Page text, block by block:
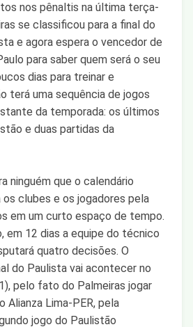
nos pênaltis na última terça-
se classificou para a final do
e agora espera o vencedor de
para saber quem será o seu
dias para treinar e
terá uma sequência de jogos
da temporada: os últimos
e duas partidas da
ninguém que o calendário
os clubes e os jogadores pela
em um curto espaço de tempo.
em 12 dias a equipe do técnico
quatro decisões. O
do Paulista vai acontecer no
pelo fato do Palmeiras jogar
Alianza Lima-PER, pela
jogo do Paulistão